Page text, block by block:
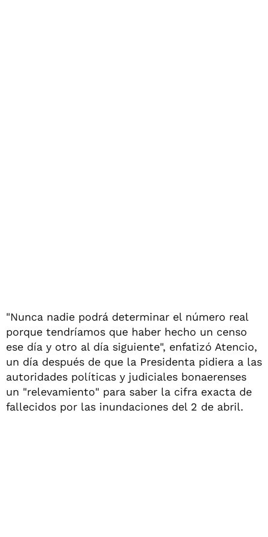
"Nunca nadie podrá determinar el número real
porque tendríamos que haber hecho un censo
ese día y otro al día siguiente", enfatizó Atencio,
un día después de que la Presidenta pidiera a las
autoridades políticas y judiciales bonaerenses
un "relevamiento" para saber la cifra exacta de
fallecidos por las inundaciones del 2 de abril.